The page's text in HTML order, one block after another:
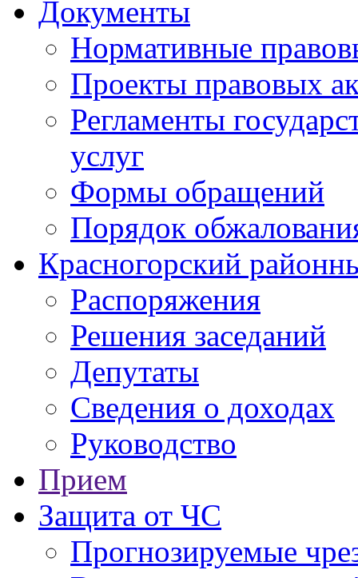
Документы
Нормативные
Проекты правовых
Регламенты
услуг
Формы обращений
Порядок
Красногорский
Распоряжения
Решения заседаний
Депутаты
Сведения о доходах
Руководство
Прием
Защита от ЧС
Прогнозируемые